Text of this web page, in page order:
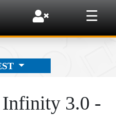
☰
×
3.0 -